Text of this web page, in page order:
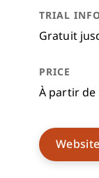
Gratuit
À partir de
Website